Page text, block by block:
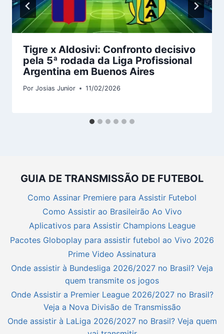
Tigre x Aldosivi: Confronto decisivo
pela 5ª rodada da Liga Profissional
Argentina em Buenos Aires
Por Josias Junior 11/02/2026
GUIA DE TRANSMISSÃO DE FUTEBOL
Como Assinar Premiere para Assistir Futebol
Como Assistir ao Brasileirão Ao Vivo
Aplicativos para Assistir Champions League
Pacotes Globoplay para assistir futebol ao Vivo 2026
Prime Video Assinatura
Onde assistir à Bundesliga 2026/2027 no Brasil? Veja
quem transmite os jogos
Onde Assistir a Premier League 2026/2027 no Brasil?
Veja a Nova Divisão de Transmissão
Onde assistir à LaLiga 2026/2027 no Brasil? Veja quem